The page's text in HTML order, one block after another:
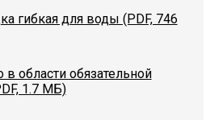
гибкая для воды (PDF, 746
области обязательной
1.7 МБ)